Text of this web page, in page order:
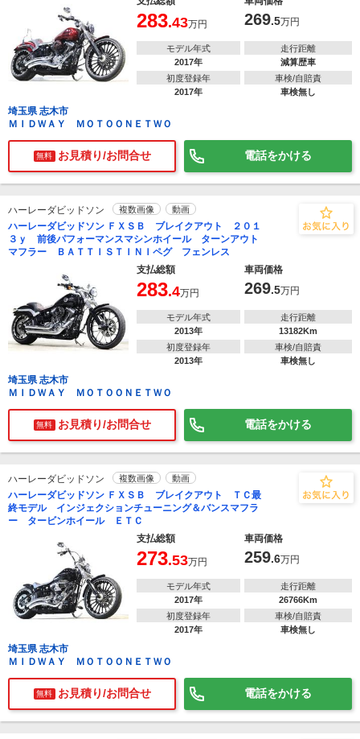
283.43万円 269.5万円
モデル年式
2017年
走行距離
減算歴車
初度登録年
2017年
車検/自賠責
車検無し
埼玉県 志木市
ＭＩＤＷＡＹ ＭＯＴＯＯＮＥＴＷＯ
無料 お見積り/お問合せ 電話をかける
ハーレーダビッドソン 複数画像 動画
ハーレーダビッドソン ＦＸＳＢ ブレイクアウト ２０１
３ｙ 前後パフォーマンスマシンホイール ターンアウト
マフラー ＢＡＴＴＩＳＴＩＮＩペグ フェンレス
支払総額
車両価格
283.4万円 269.5万円
モデル年式
2013年
走行距離
13182Km
初度登録年
2013年
車検/自賠責
車検無し
埼玉県 志木市
ＭＩＤＷＡＹ ＭＯＴＯＯＮＥＴＷＯ
無料 お見積り/お問合せ 電話をかける
ハーレーダビッドソン 複数画像 動画
ハーレーダビッドソン ＦＸＳＢ ブレイクアウト ＴＣ最
終モデル インジェクションチューニング＆バンスマフラ
ー タービンホイール ＥＴＣ
支払総額
車両価格
273.53万円 259.6万円
モデル年式
2017年
走行距離
26766Km
初度登録年
2017年
車検/自賠責
車検無し
埼玉県 志木市
ＭＩＤＷＡＹ ＭＯＴＯＯＮＥＴＷＯ
無料 お見積り/お問合せ 電話をかける